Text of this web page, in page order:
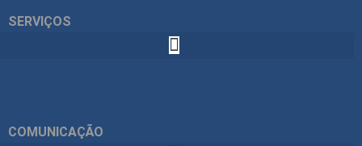
SERVIÇOS
COMUNICAÇÃO